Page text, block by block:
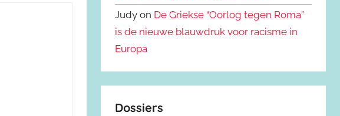
Judy on De Griekse “Oorlog tegen Roma”
is de nieuwe blauwdruk voor racisme in
Europa
Dossiers